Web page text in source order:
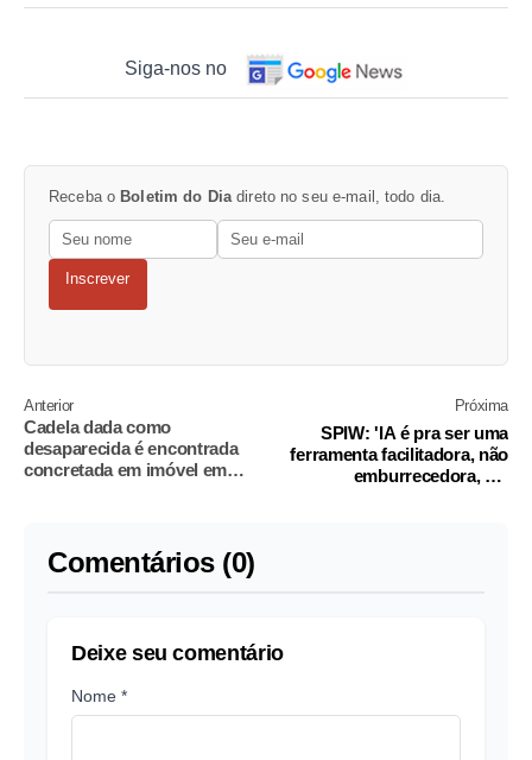
Siga-nos no
Receba o Boletim do Diadireto no seu e-mail, todo dia.
Inscrever
Anterior
Cadela dada como
desaparecida é encontrada
concretada em imóvel em
Próxima
SPIW: 'IA é pra ser uma
ferramenta facilitadora, não
emburrecedora, diz
Comentários (0)
Deixe seu comentário
Nome *